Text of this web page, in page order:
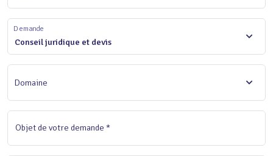
Conseil juridique et devis
Demande
Domaine
Objet de votre demande *